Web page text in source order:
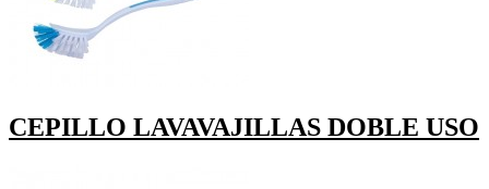
CEPILLO LAVAVAJILLAS DOBLE USO